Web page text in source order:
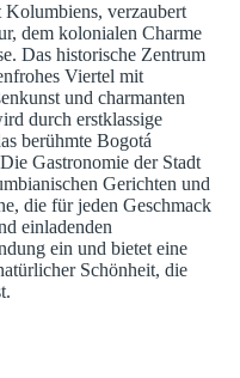
Kolumbiens, verzaubert
dem kolonialen Charme
Das historische Zentrum
Viertel mit
und charmanten
durch erstklassige
berühmte Bogotá
Gastronomie der Stadt
Gerichten und
die für jeden Geschmack
einladenden
ein und bietet eine
Schönheit, die